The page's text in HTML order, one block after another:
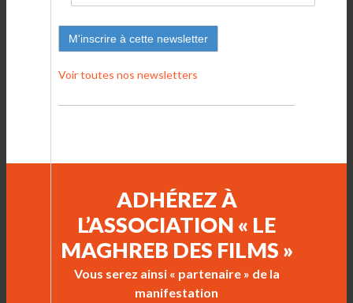
Voir toutes nos newsletters
ADHÉREZ À
L’ASSOCIATION « LE
MAGHREB DES FILMS »
Vous serez ainsi « partenaire » de la
manifestation